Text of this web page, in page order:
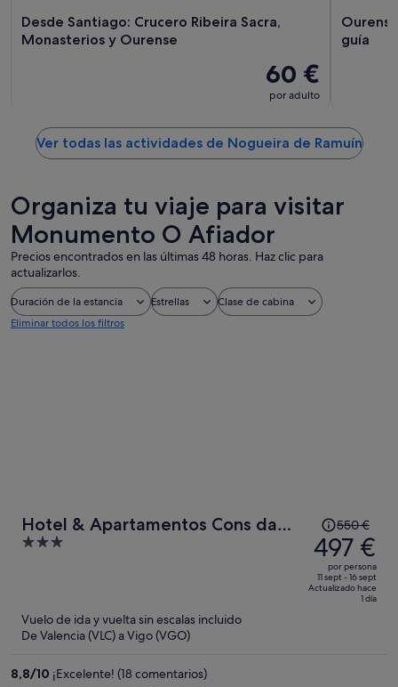
Desde Santiago: Crucero Ribeira Sacra,
Monasterios y Ourense
60 €
por adulto
guía
Ver todas las actividades de Nogueira de Ramuín
Organiza tu viaje para visitar
Monumento O Afiador
Precios encontrados en las últimas 48 horas. Haz clic para
actualizarlos.
Duración de la estancia Estrellas
Clase de cabina
Eliminar todos los filtros
Hotel & Apartamentos Cons da
Garda
3
El
precio
era
de
550 €,
550 €
497 €
por persona
11 sept - 16 sept
Actualizado hace
1 día
Vuelo de ida y vuelta sin escalas incluido
De Valencia (VLC) a Vigo (VGO)
8,8/10 ¡Excelente! (18 comentarios)